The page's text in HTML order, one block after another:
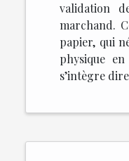
validation
marchand.
papier, qui
physique
s’intègre